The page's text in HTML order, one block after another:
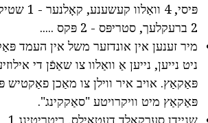
פּיסי, 4
2 ברעקלעך, סטריפּס - 2 פּקס .....
מיר זענען אין אונדזער משל אין העמד
ניט נייען, נייען אַ וואַלוו צו שאַפֿן די
פּאַקאַץ. אויב איר ווילן צו מאַכן פאַקטיש
פּאַקאַץ מיט וויקרויטע "סאַקקינג".